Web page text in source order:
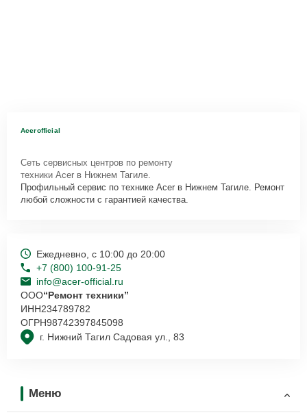
Acerofficial
Сеть сервисных центров по ремонту
техники Acer в Нижнем Тагиле.
Профильный сервис по технике Acer в Нижнем Тагиле. Ремонт
любой сложности с гарантией качества.
г. Нижний Тагил Садовая ул., 83
Ежедневно, с 10:00 до 20:00
+7 (800) 100-91-25
info@acer-official.ru
ООО“Ремонт техники”
ИНН234789782
ОГРН98742397845098
Меню